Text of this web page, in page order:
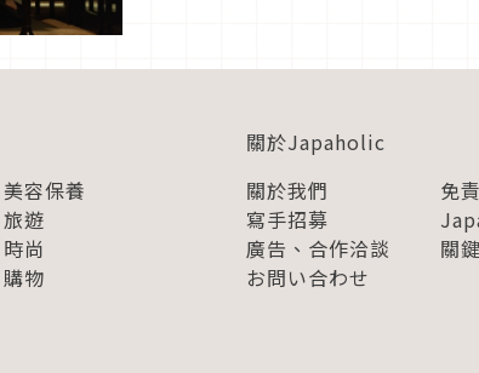
美容保養
旅遊
時尚
購物
關於Japaholic
關於我們
免
寫手招募
廣告、合作洽談
關
お問い合わせ